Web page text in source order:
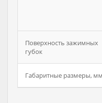
Поверхность зажимных
губок
Габаритные размеры, мм